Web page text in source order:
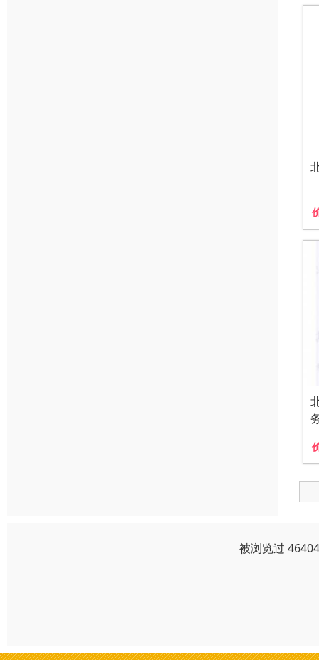
被浏览过